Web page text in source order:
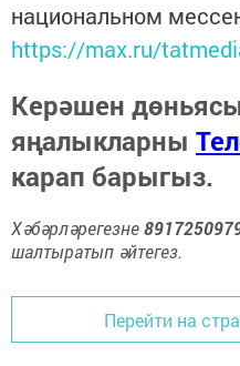
национальном
https://max.ru/
Керәшен
яңалыкларны
карап барыгыз.
Хәбәрләрегезне
шалтыратып әйтегез.
Перейти на